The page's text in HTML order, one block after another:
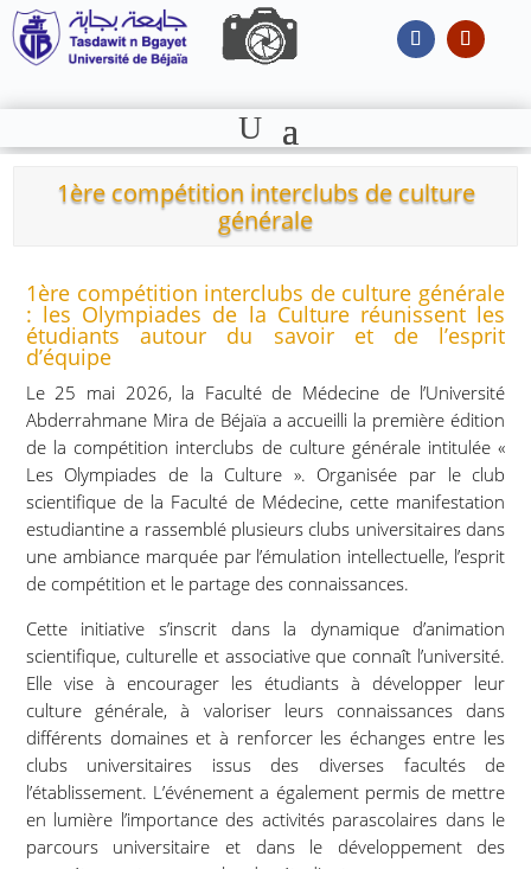
1ère compétition interclubs de culture
générale
1ère compétition interclubs de culture générale
: les Olympiades de la Culture réunissent les
étudiants autour du savoir et de l’esprit
d’équipe
Le 25 mai 2026, la Faculté de Médecine de l’Université
Abderrahmane Mira de Béjaïa a accueilli la première édition
de la compétition interclubs de culture générale intitulée «
Les Olympiades de la Culture ». Organisée par le club
scientifique de la Faculté de Médecine, cette manifestation
estudiantine a rassemblé plusieurs clubs universitaires dans
une ambiance marquée par l’émulation intellectuelle, l’esprit
de compétition et le partage des connaissances.
Cette initiative s’inscrit dans la dynamique d’animation
scientifique, culturelle et associative que connaît l’université.
Elle vise à encourager les étudiants à développer leur
culture générale, à valoriser leurs connaissances dans
différents domaines et à renforcer les échanges entre les
clubs universitaires issus des diverses facultés de
l’établissement. L’événement a également permis de mettre
en lumière l’importance des activités parascolaires dans le
parcours universitaire et dans le développement des